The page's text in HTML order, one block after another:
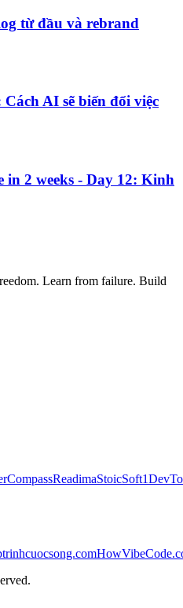
từ đầu và rebrand
AI sẽ biến đổi việc
in 2 weeks - Day 12: Kinh
Learn from failure. Build
ReadimaStoicSoft